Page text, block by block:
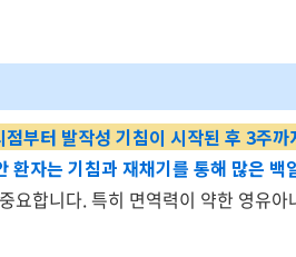
부터 발작성 기침이 시작된 후 3주까
환자는 기침과 재채기를 통해 많은 백
요합니다. 특히 면역력이 약한 영유